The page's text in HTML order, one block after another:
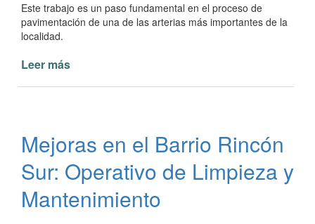
Este trabajo es un paso fundamental en el proceso de
pavimentación de una de las arterias más importantes de la
localidad.
Leer más
la
Avenida
Prefectura
Naval
Argentina
Mejoras en el Barrio Rincón
Sur: Operativo de Limpieza y
Mantenimiento